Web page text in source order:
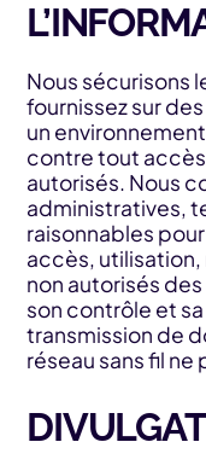
Nous sécurisons
fournissez sur
un
contre tout
autorisés. Nous
administratives,
raisonnables
accès,
non autorisés
son contrôle et
transmission de
réseau sans fil